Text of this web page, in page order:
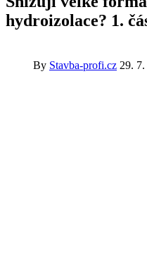
hydroizolace? 1.
By Stavba-profi.cz 29.